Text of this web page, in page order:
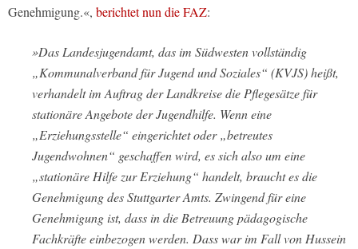
Genehmigung.«, berichtet nun die FAZ:
»Das Landesjugendamt, das im Südwesten vollständig
„Kommunalverband für Jugend und Soziales“ (KVJS) heißt,
verhandelt im Auftrag der Landkreise die Pflegesätze für
stationäre Angebote der Jugendhilfe. Wenn eine
„Erziehungsstelle“ eingerichtet oder „betreutes
Jugendwohnen“ geschaffen wird, es sich also um eine
„stationäre Hilfe zur Erziehung“ handelt, braucht es die
Genehmigung des Stuttgarter Amts. Zwingend für eine
Genehmigung ist, dass in die Betreuung pädagogische
Fachkräfte einbezogen werden. Dass war im Fall von Hussein